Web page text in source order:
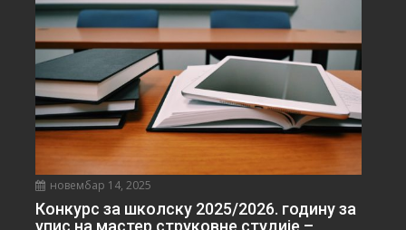
новембар 14, 2025
Конкурс за школску 2025/⁠2026. годину за
упис на мастер струковне студије –